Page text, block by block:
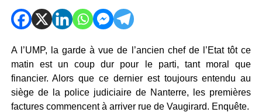
A l’UMP, la garde à vue de l’ancien chef de l’Etat tôt ce
matin est un coup dur pour le parti, tant moral que
financier. Alors que ce dernier est toujours entendu au
siège de la police judiciaire de Nanterre, les premières
factures commencent à arriver rue de Vaugirard. Enquête.